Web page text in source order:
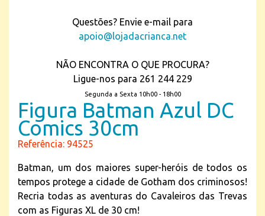
Questões? Envie e-mail para
apoio@lojadacrianca.net
NÃO ENCONTRA O QUE PROCURA?
Ligue-nos para 261 244 229
Segunda a Sexta 10h00 - 18h00
Figura Batman Azul DC
Comics 30cm
Referência: 94525
Batman, um dos maiores super-heróis de todos os
tempos protege a cidade de Gotham dos criminosos!
Recria todas as aventuras do Cavaleiros das Trevas
com as Figuras XL de 30 cm!